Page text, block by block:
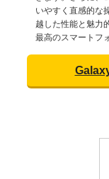
いやすく直感的な
越した性能と魅力
最高のスマートフ